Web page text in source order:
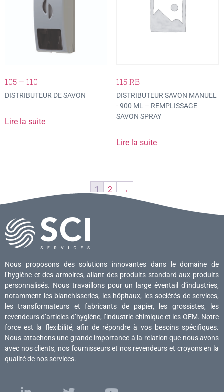
105 – 110
DISTRIBUTEUR DE SAVON
Lire la suite
115 RB
DISTRIBUTEUR SAVON MANUEL
- 900 ML – REMPLISSAGE
SAVON SPRAY
Lire la suite
1 2 →
Nous proposons des solutions innovantes dans le domaine de
l’hygiène et des armoires, allant des produits standard aux produits
personnalisés. Nous travaillons pour un large éventail d’industries,
notamment les blanchisseries, les hôpitaux, les sociétés de services,
les transformateurs et fabricants de papier, les grossistes, les
revendeurs d’articles d’hygiène, l’industrie chimique et les OEM. Notre
force est la flexibilité, afin de répondre à vos besoins spécifiques.
Nous attachons une grande importance à la relation que nous avons
avec nos clients, nos fournisseurs et nos revendeurs et croyons en la
qualité de nos services.